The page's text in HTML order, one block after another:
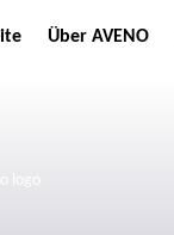
Über AVENO